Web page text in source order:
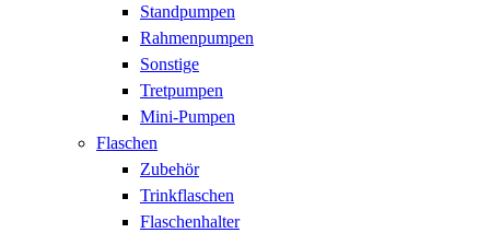
Standpumpen
Rahmenpumpen
Sonstige
Tretpumpen
Mini-Pumpen
Flaschen
Zubehör
Trinkflaschen
Flaschenhalter